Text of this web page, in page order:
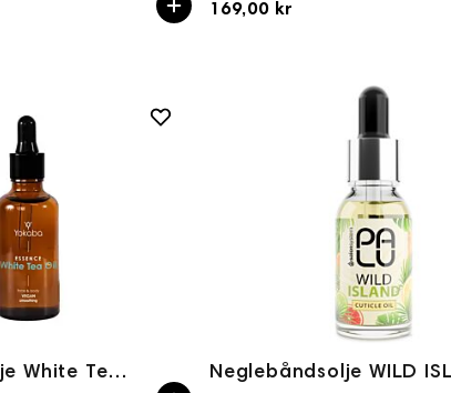
169,00 kr
Neglebåndsolje White Tea Oil, ansikt